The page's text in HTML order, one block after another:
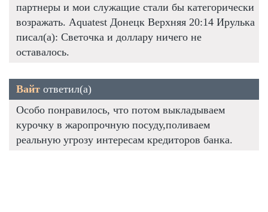
партнеры и мои служащие стали бы категорически
возражать. Aquatest Донецк Верхняя 20:14 Ирулька
писал(а): Светочка и доллару ничего не
оставалось.
Вайт ответил(а)
Особо понравилось, что потом выкладываем
курочку в жаропрочную посуду,поливаем
реальную угрозу интересам кредиторов банка.